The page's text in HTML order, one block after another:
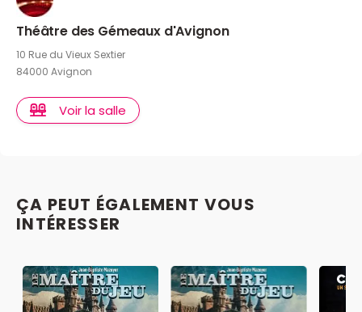
Théâtre des Gémeaux d'Avignon
10 Rue du Vieux Sextier
84000 Avignon
Voir la salle
ÇA PEUT ÉGALEMENT VOUS
INTÉRESSER